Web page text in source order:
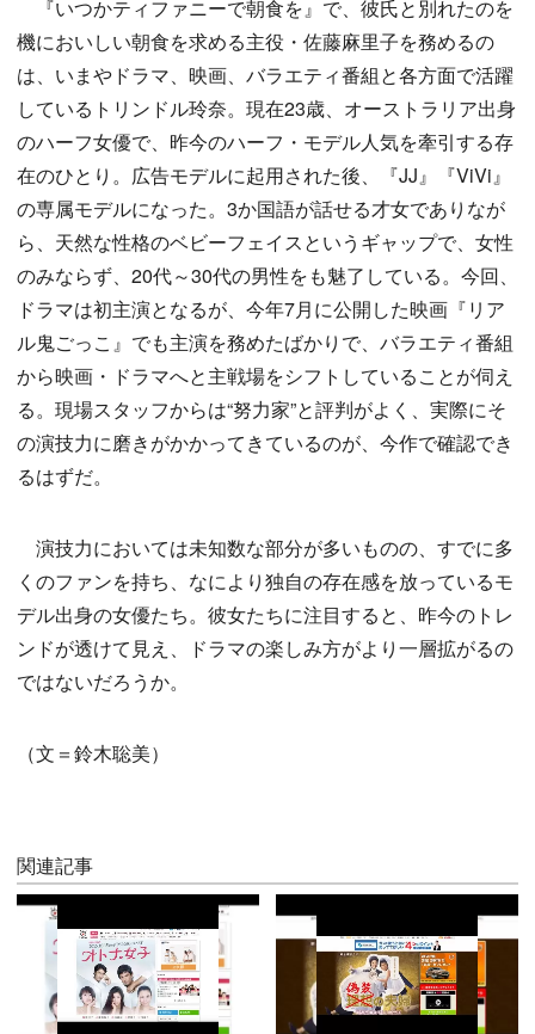
『いつかティファニーで朝食を』で、彼氏と別れたのを
機においしい朝食を求める主役・佐藤麻里子を務めるの
は、いまやドラマ、映画、バラエティ番組と各方面で活躍
しているトリンドル玲奈。現在23歳、オーストラリア出身
のハーフ女優で、昨今のハーフ・モデル人気を牽引する存
在のひとり。広告モデルに起用された後、『JJ』『ViVi』
の専属モデルになった。3か国語が話せる才女でありなが
ら、天然な性格のベビーフェイスというギャップで、女性
のみならず、20代～30代の男性をも魅了している。今回、
ドラマは初主演となるが、今年7月に公開した映画『リア
ル鬼ごっこ』でも主演を務めたばかりで、バラエティ番組
から映画・ドラマへと主戦場をシフトしていることが伺え
る。現場スタッフからは“努力家”と評判がよく、実際にそ
の演技力に磨きがかかってきているのが、今作で確認でき
るはずだ。
演技力においては未知数な部分が多いものの、すでに多
くのファンを持ち、なにより独自の存在感を放っているモ
デル出身の女優たち。彼女たちに注目すると、昨今のトレ
ンドが透けて見え、ドラマの楽しみ方がより一層拡がるの
ではないだろうか。
（文＝鈴木聡美）
関連記事